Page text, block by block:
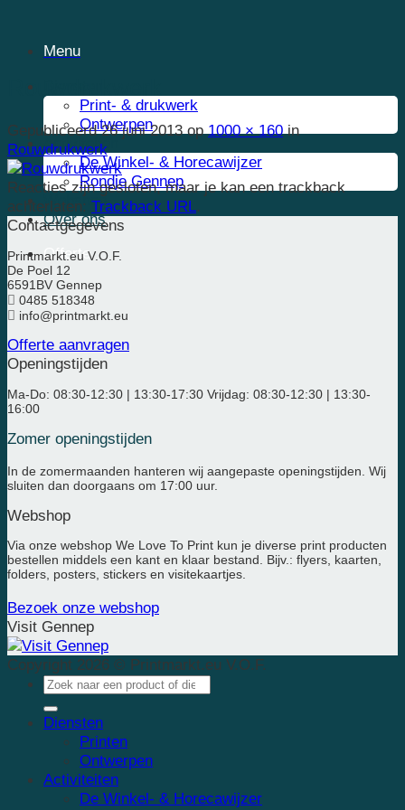
inhoudMenu
Print- & drukwerk
Ontwerpen
Activiteiten
De Winkel- & Horecawijzer
Rondje Gennep
Webshop
Over ons
Offerte
Rouwdrukwerk
Gepubliceerd26 juni 2013op1000 × 160in
Rouwdrukwerk
Reacties zijn gesloten, maar je kan een trackback
achterlaten: Trackback URL.
Contactgegevens
Printmarkt.eu V.O.F.
De Poel 12
6591BV Gennep
0485 518348
info@printmarkt.eu
Offerte aanvragen
Openingstijden
Ma-Do: 08:30-12:30 | 13:30-17:30 Vrijdag: 08:30-12:30 | 13:30-
16:00
Zomer openingstijden
In de zomermaanden hanteren wij aangepaste openingstijden. Wij
sluiten dan doorgaans om 17:00 uur.
Webshop
Via onze webshop We Love To Print kun je diverse print producten
bestellen middels een kant en klaar bestand. Bijv.: flyers, kaarten,
folders, posters, stickers en visitekaartjes.
Bezoek onze webshop
Visit Gennep
Copyright 2026 © Printmarkt.eu V.O.F.
Diensten
Printen
Ontwerpen
Activiteiten
De Winkel- & Horecawijzer